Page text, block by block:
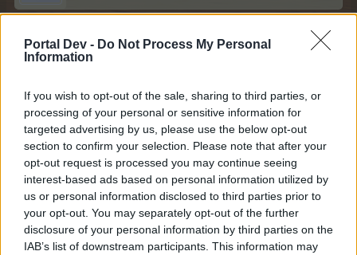
Portal Dev - Do Not Process My Personal
Information
If you wish to opt-out of the sale, sharing to third parties, or
processing of your personal or sensitive information for
targeted advertising by us, please use the below opt-out
section to confirm your selection. Please note that after your
opt-out request is processed you may continue seeing
interest-based ads based on personal information utilized by
us or personal information disclosed to third parties prior to
your opt-out. You may separately opt-out of the further
disclosure of your personal information by third parties on the
IAB’s list of downstream participants. This information may
Муши, а дали ще ти остане време да ни насочиш, за кои
редчета от миналото се отнасят тези декорации от
не съм Муши, но ги потърсих в редовете
пиршество на войните, заблести и засияй и викингски
диск са от Викингска сага -6
злополучни остриета, отплавай и военен танц - от
Викингска сага -7
супа за войни, повече брадви и боен рев - от
Викингска сага -8
скандинавска сага не е от редичка
22.5.26